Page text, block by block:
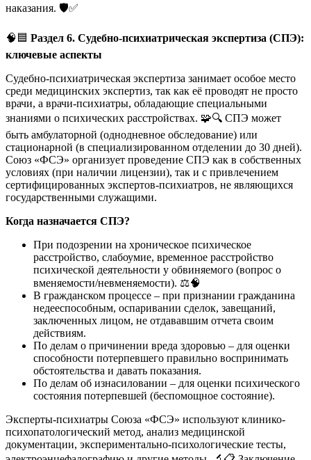
наказания. 🛡️✅
🧠🟦 Раздел 6. Судебно-психиатрическая экспертиза (СПЭ):
ключевые аспекты
Судебно-психиатрическая экспертиза занимает особое место
среди медицинских экспертиз, так как её проводят не просто
врачи, а врачи-психиатры, обладающие специальными
знаниями о психических расстройствах. 🧩🔍 СПЭ может
быть амбулаторной (однодневное обследование) или
стационарной (в специализированном отделении до 30 дней).
Союз «ФСЭ» организует проведение СПЭ как в собственных
условиях (при наличии лицензии), так и с привлечением
сертифицированных экспертов-психиатров, не являющихся
государственными служащими.
Когда назначается СПЭ?
При подозрении на хроническое психическое
расстройство, слабоумие, временное расстройство
психической деятельности у обвиняемого (вопрос о
вменяемости/невменяемости). ⚖️🧠
В гражданском процессе – при признании гражданина
недееспособным, оспаривании сделок, завещаний,
заключенных лицом, не отдававшим отчета своим
действиям.
По делам о причинении вреда здоровью – для оценки
способности потерпевшего правильно воспринимать
обстоятельства и давать показания.
По делам об изнасиловании – для оценки психического
состояния потерпевшей (беспомощное состояние).
Эксперты-психиатры Союза «ФСЭ» используют клинико-
психопатологический метод, анализ медицинской
документации, экспериментально-психологические тесты,